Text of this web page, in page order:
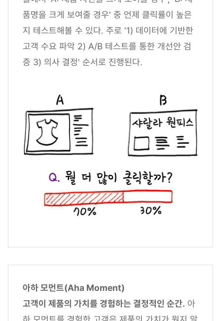
품명을 크게 보여줄 경우' 중 언제 클릭률이 높은
지 테스트해볼 수 있다. 주로 '1) 데이터에 기반한
고객 수요 파악 2) A/B 테스트를 통한 개선안 검
증 3) 의사 결정' 순서로 진행된다.
아하 모먼트(Aha Moment)
고객이 제품의 가치를 경험하는 결정적인 순간. 아